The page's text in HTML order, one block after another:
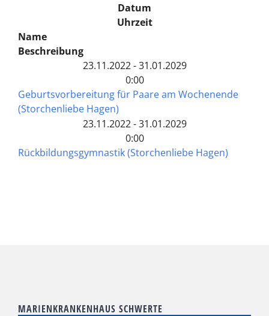
Datum
Uhrzeit
Name
Beschreibung
23.11.2022 - 31.01.2029
0:00
Geburtsvorbereitung für Paare am Wochenende
(Storchenliebe Hagen)
23.11.2022 - 31.01.2029
0:00
Rückbildungsgymnastik (Storchenliebe Hagen)
MARIENKRANKENHAUS SCHWERTE